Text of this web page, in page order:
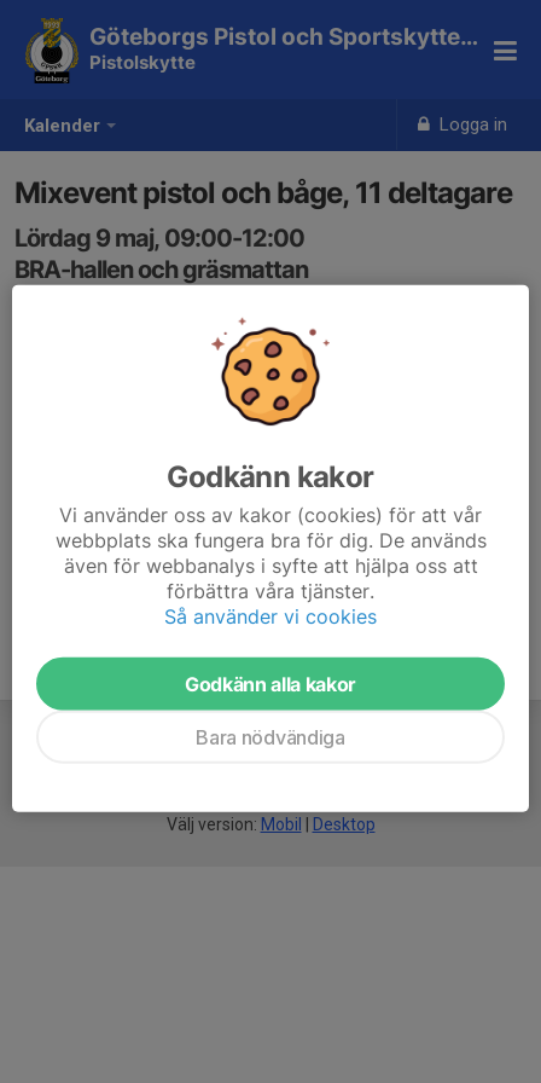
Kalender Logga in
Göteborgs Pistol och Sportskytteklubb
Pistolskytte
Mixevent pistol och båge, 11 deltagare
Lördag 9 maj, 09:00-12:00
BRA-hallen och gräsmattan
Välj version: Mobil Desktop
Godkänn kakor
Vi använder oss av kakor (cookies) för att vår
webbplats ska fungera bra för dig. De används
även för webbanalys i syfte att hjälpa oss att
förbättra våra tjänster.
Så använder vi cookies
Godkänn alla kakor
Bara nödvändiga